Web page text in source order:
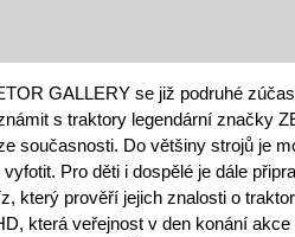
GALLERY se již podruhé
s traktory legendární značky
současnosti. Do většiny strojů je
vyfotit. Pro děti i dospělé je dále
který prověří jejich znalosti o
která veřejnost v den konání